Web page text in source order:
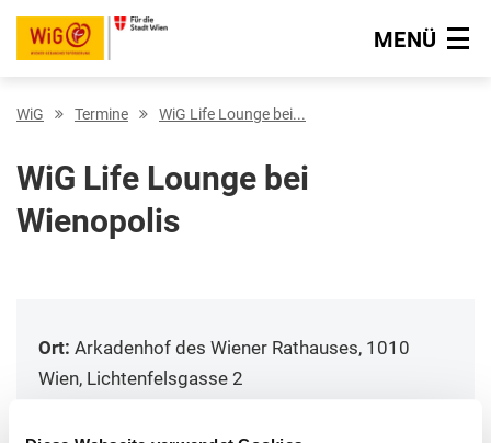
MENÜ
WiG Termine WiG Life Lounge bei...
WiG Life Lounge bei
Wienopolis
Ort: Arkadenhof des Wiener Rathauses, 1010
Wien, Lichtenfelsgasse 2